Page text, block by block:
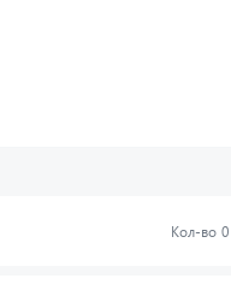
Кол-во 0